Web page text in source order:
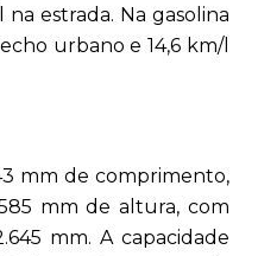
estrada. Na gasolina
urbano e 14,6 km/l
mm de comprimento,
mm de altura, com
mm. A capacidade